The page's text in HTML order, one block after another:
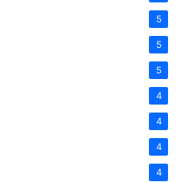
5
5
5
4
4
4
4